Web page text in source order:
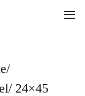
24×45